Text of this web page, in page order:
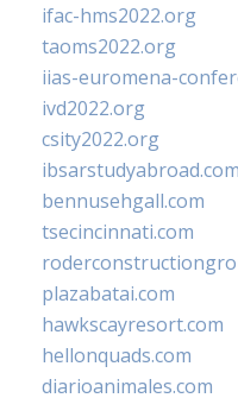
ifac-hms2022.org
taoms2022.org
iias-euromena-
ivd2022.org
csity2022.org
ibsarstudyabroad.com
bennusehgall.com
tsecincinnati.com
plazabatai.com
hawkscayresort.com
hellonquads.com
diarioanimales.com